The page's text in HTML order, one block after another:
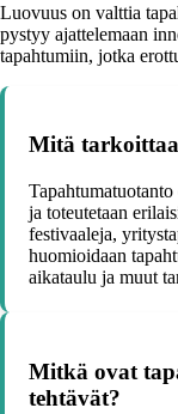
Luovuus on valttia
pystyy ajattelemaan
tapahtumiin, jotka
Mitä
ja toteutetaan
festivaaleja,
huomioidaan
aikataulu ja muut
Mitkä ovat
tehtävät?